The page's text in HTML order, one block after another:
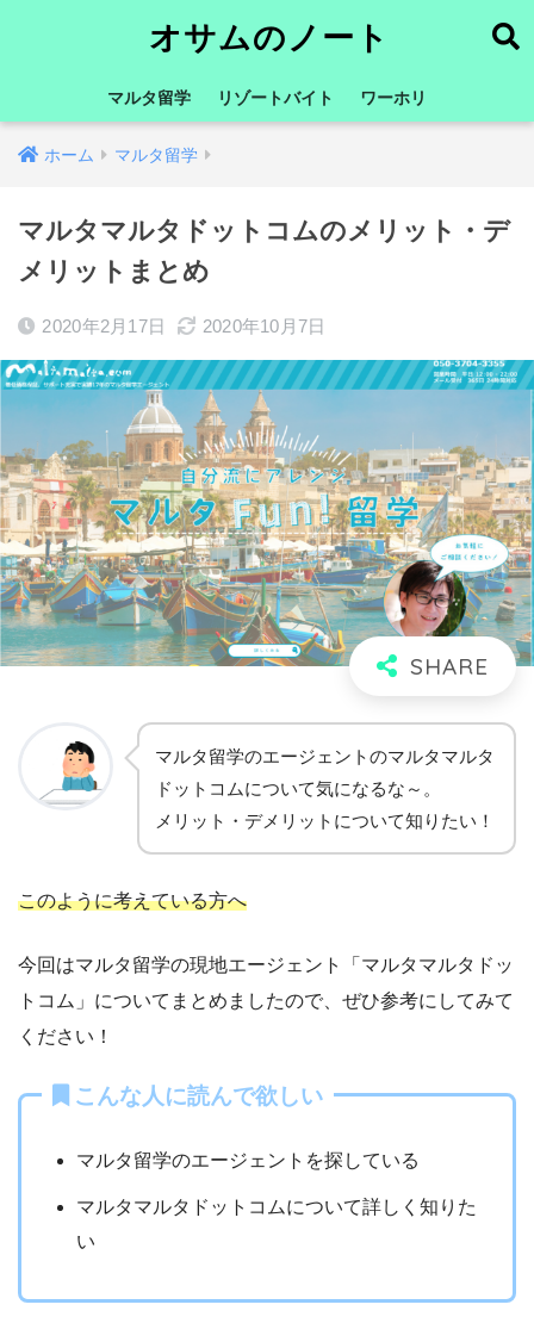
オサムのノート
マルタ留学 リゾートバイト ワーホリ
ホーム マルタ留学
マルタマルタドットコムのメリット・デ
メリットまとめ
2020年2月17日 2020年10月7日
マルタ留学のエージェントのマルタマルタ
ドットコムについて気になるな～。
メリット・デメリットについて知りたい！
このように考えている方へ
今回はマルタ留学の現地エージェント「マルタマルタドッ
トコム」についてまとめましたので、ぜひ参考にしてみて
ください！
こんな人に読んで欲しい
マルタ留学のエージェントを探している
マルタマルタドットコムについて詳しく知りた
い